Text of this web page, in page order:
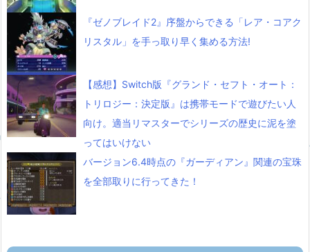
『ゼノブレイド2』序盤からできる「レア・コアク
リスタル」を手っ取り早く集める方法!
【感想】Switch版『グランド・セフト・オート：
トリロジー：決定版』は携帯モードで遊びたい人
向け。適当リマスターでシリーズの歴史に泥を塗
ってはいけない
バージョン6.4時点の『ガーディアン』関連の宝珠
を全部取りに行ってきた！